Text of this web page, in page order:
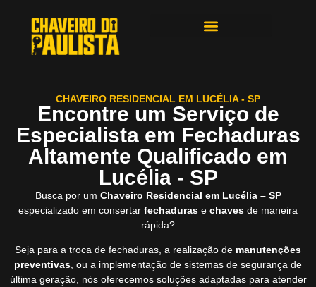
CHAVEIRO RESIDENCIAL EM LUCÉLIA - SP
Encontre um Serviço de
Especialista em Fechaduras
Altamente Qualificado em
Lucélia - SP
Busca por um Chaveiro Residencial em Lucélia – SP
especializado em consertar fechaduras e chaves de maneira
rápida?
Seja para a troca de fechaduras, a realização de manutenções
preventivas, ou a implementação de sistemas de segurança de
última geração, nós oferecemos soluções adaptadas para atender